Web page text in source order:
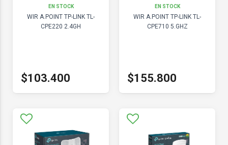
EN STOCK
WIR A.POINT TP-LINK TL-
CPE220 2.4GH
$103.400
EN STOCK
WIR A.POINT TP-LINK TL-
CPE710 5.GHZ
$155.800